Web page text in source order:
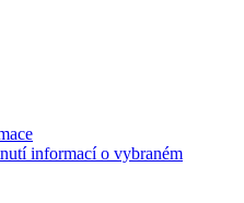
informací o vybraném